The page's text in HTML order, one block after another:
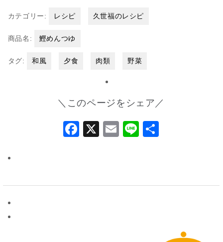
カテゴリー: レシピ 久世福のレシピ
商品名: 鰹めんつゆ
タグ: 和風 夕食 肉類 野菜
＼このページをシェア／
Facebook
X Email
Line